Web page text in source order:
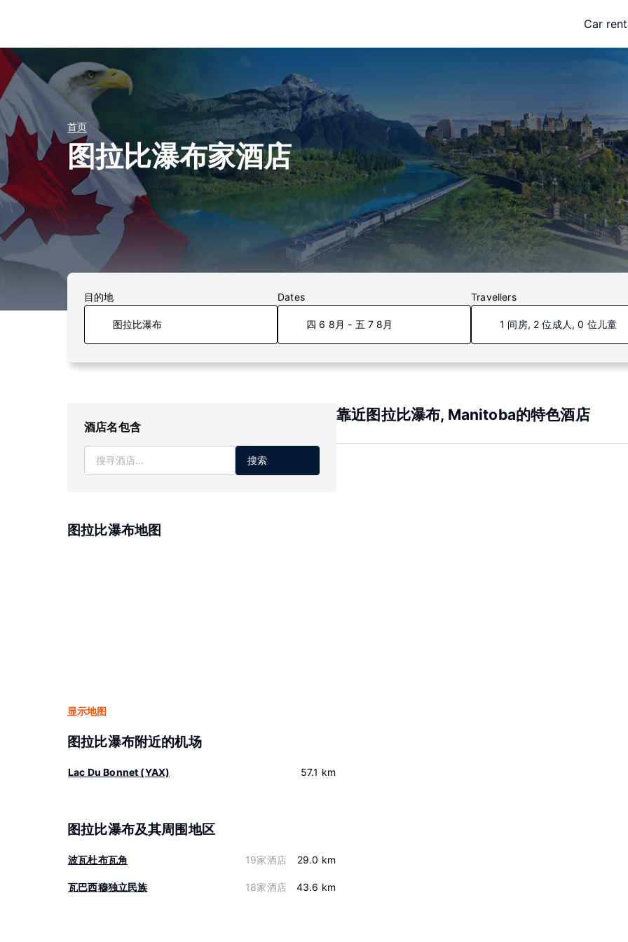
Car
首页
图拉比瀑布家酒店
目的地 Dates
四 6 8月 - 五 7 8月
Travellers
1 间房, 2 位成人, 0 位儿童
酒店名包含
搜索
图拉比瀑布地图
显示地图
图拉比瀑布附近的机场
Lac Du Bonnet (YAX) 57.1 km
图拉比瀑布及其周围地区
波瓦杜布瓦角 19家酒店 29.0 km
瓦巴西穆独立民族 18家酒店 43.6 km
靠近图拉比瀑布, Manitoba的特色酒店